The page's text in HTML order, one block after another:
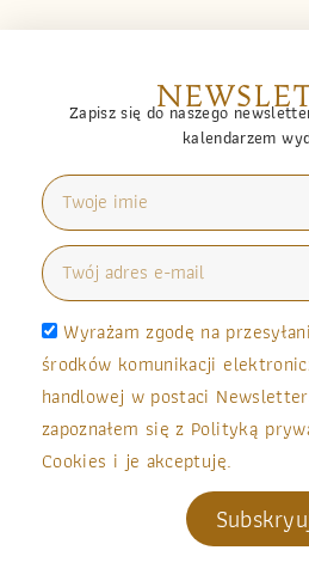
Zapisz się do naszego
kalendarzem
Wyrażam zgodę na
środków komunikacji
handlowej w postaci
zapoznałem się z Polityką
Cookies i je akceptuję.